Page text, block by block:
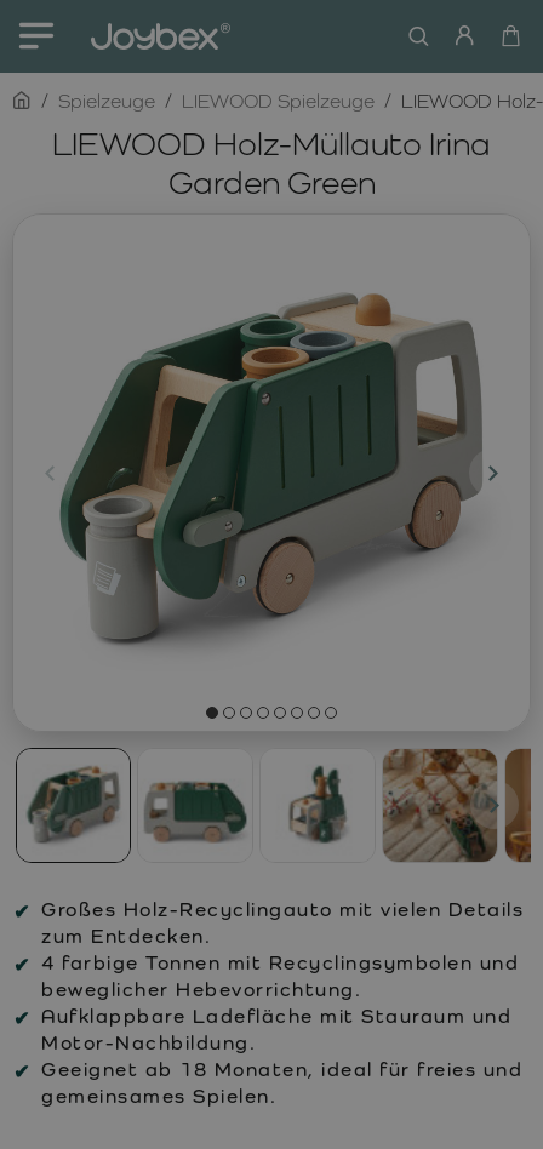
LIEWOOD Holz-Müllauto Irina
Garden Green
homeSpielzeuge LIEWOOD Spielzeuge LIEWOOD
Großes Holz-Recyclingauto mit vielen Details
zum Entdecken.
4 farbige Tonnen mit Recyclingsymbolen und
beweglicher Hebevorrichtung.
Aufklappbare Ladefläche mit Stauraum und
Motor-Nachbildung.
Geeignet ab 18 Monaten, ideal für freies und
gemeinsames Spielen.